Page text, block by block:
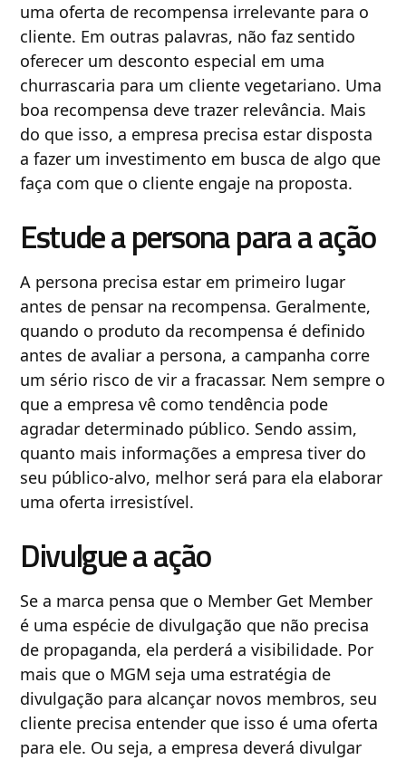
uma oferta de recompensa irrelevante para o
cliente. Em outras palavras, não faz sentido
oferecer um desconto especial em uma
churrascaria para um cliente vegetariano. Uma
boa recompensa deve trazer relevância. Mais
do que isso, a empresa precisa estar disposta
a fazer um investimento em busca de algo que
faça com que o cliente engaje na proposta.
Estude a persona para a ação
A persona precisa estar em primeiro lugar
antes de pensar na recompensa. Geralmente,
quando o produto da recompensa é definido
antes de avaliar a persona, a campanha corre
um sério risco de vir a fracassar. Nem sempre o
que a empresa vê como tendência pode
agradar determinado público. Sendo assim,
quanto mais informações a empresa tiver do
seu público-alvo, melhor será para ela elaborar
uma oferta irresistível.
Divulgue a ação
Se a marca pensa que o Member Get Member
é uma espécie de divulgação que não precisa
de propaganda, ela perderá a visibilidade. Por
mais que o MGM seja uma estratégia de
divulgação para alcançar novos membros, seu
cliente precisa entender que isso é uma oferta
para ele. Ou seja, a empresa deverá divulgar